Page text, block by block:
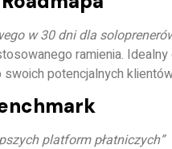
w 30 dni dla
ramienia.
potencjalnych
platform płatniczych”